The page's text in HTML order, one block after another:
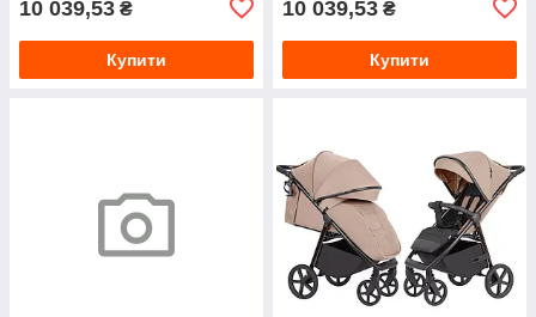
10 039,53 ₴
Купити
10 039,53 ₴
Купити